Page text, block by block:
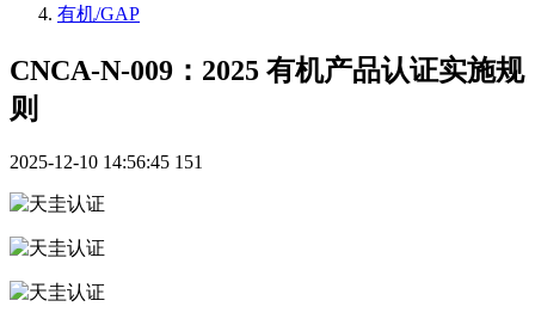
有机/GAP
CNCA-N-009：2025 有机产品认证实施规
则
2025-12-10 14:56:45 151